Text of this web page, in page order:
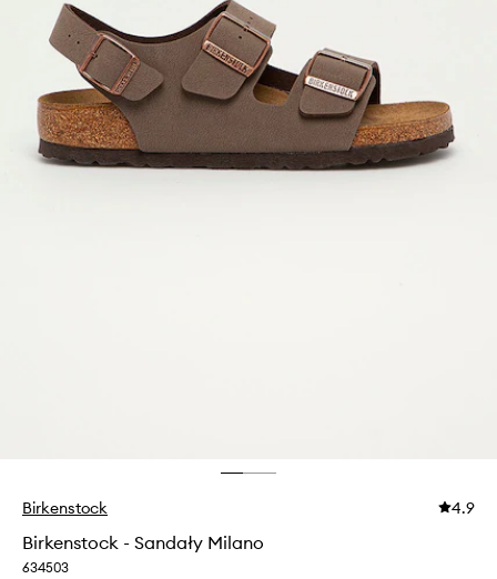
Birkenstock 4.9
Birkenstock - Sandały Milano
634503